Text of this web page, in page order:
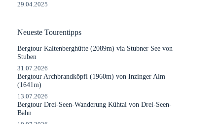
29.04.2025
Neueste Tourentipps
Bergtour Kaltenberghütte (2089m) via Stubner See von
Stuben
31.07.2026
Bergtour Archbrandköpfl (1960m) von Inzinger Alm
(1641m)
13.07.2026
Bergtour Drei-Seen-Wanderung Kühtai von Drei-Seen-
Bahn